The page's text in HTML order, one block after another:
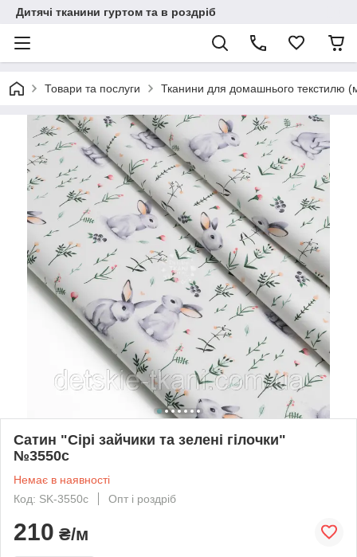
Дитячі тканини гуртом та в роздріб
Товари та послуги Тканини для домашнього текстилю
Сатин "Сірі зайчики та зелені гілочки"
№3550с
Немає в наявності
Код: SK-3550с
Опт і роздріб
210 ₴/м